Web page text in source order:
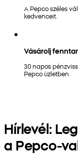
A Pepco széles
kedvenceit.
Vásárolj
30 napos
Pepco üzletben.
Hírlevél:
a Pepco-